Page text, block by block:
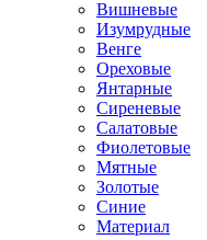
Вишневые
Изумрудные
Венге
Ореховые
Янтарные
Сиреневые
Салатовые
Фиолетовые
Мятные
Золотые
Синие
Материал